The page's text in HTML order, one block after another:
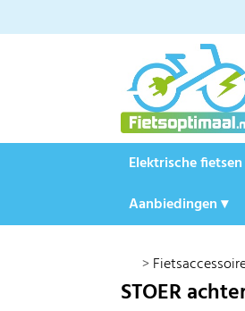
Elektrische
Aanbiedingen ▾
>
STOER